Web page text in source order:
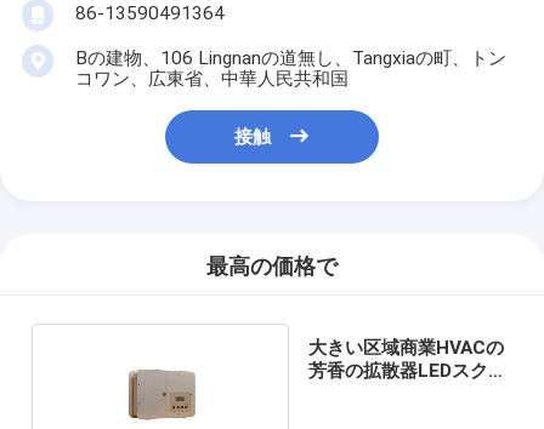
86-13590491364
Bの建物、106 Lingnanの道無し、Tangxiaの町、トン
コワン、広東省、中華人民共和国
接触
最高の価格で
大きい区域商業HVACの
芳香の拡散器LEDスクリ